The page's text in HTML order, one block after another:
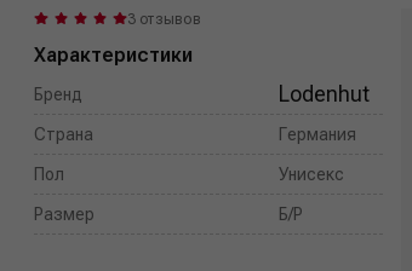
3 отзывов
Характеристики
Бренд Lodenhut
Страна Германия
Пол Унисекс
Размер Б/Р